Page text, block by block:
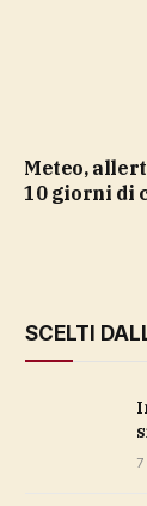
Meteo, allerta piogge al nord, Italia rovente altri
10 giorni di
SCELTI
Incendio a Rocca di Cambio, l’allarme del